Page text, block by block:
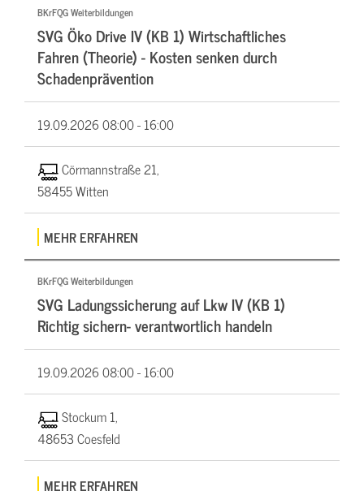
BKrFQG Weiterbildungen
SVG Öko Drive IV (KB 1) Wirtschaftliches
Fahren (Theorie) - Kosten senken durch
Schadenprävention
19.09.202608:00 - 16:00
Cörmannstraße 21,
58455 Witten
MEHR ERFAHREN
BKrFQG Weiterbildungen
SVG Ladungssicherung auf Lkw IV (KB 1)
Richtig sichern- verantwortlich handeln
19.09.202608:00 - 16:00
Stockum 1,
48653 Coesfeld
MEHR ERFAHREN